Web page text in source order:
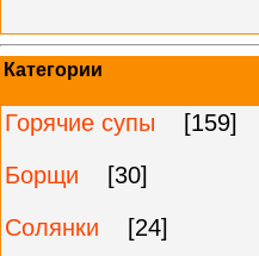
Категории
Горячие супы
[159]
Борщи
[30]
Солянки
[24]